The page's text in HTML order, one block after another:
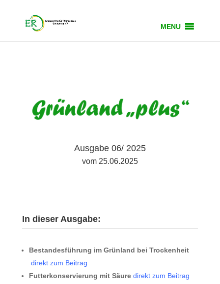
MENU
Ausgabe 06/ 2025
vom 25.06.2025
In dieser Ausgabe:
Bestandesführung im Grünland bei Trockenheit​
direkt zum Beitrag
Futterkonservierung mit Säure direkt zum Beitrag